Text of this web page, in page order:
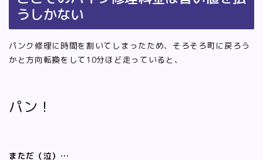
うしかない
パンク修理に時間を割いてしまったため、そろそろ町に戻ろう
かと方向転換をして10分ほど走っていると、
パン！
まただ（泣）…